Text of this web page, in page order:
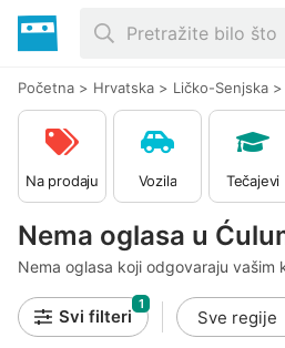
Početna > Hrvatska > Ličko-Senjska >
Nema oglasa u
Nema oglasa koji odgovaraju vašim
Na prodaju Vozila Tečajevi
Svi filteri
1